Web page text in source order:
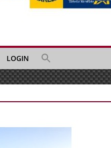
LOGIN